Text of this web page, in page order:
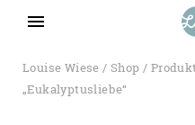
menu
Louise Wiese / Shop /
„Eukalyptusliebe“